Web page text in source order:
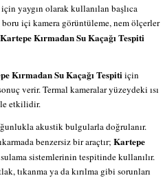
için yaygın olarak kullanılan başlıca
içi kamera görüntüleme, nem ölçerler
Kartepe Kırmadan Su Kaçağı Tespiti
Kırmadan Su Kaçağı Tespiti için
verir. Termal kameralar yüzeydeki ısı
etkilidir.
akustik bulgularla doğrulanır.
benzersiz bir araçtır; Kartepe
sulama sistemlerinin tespitinde kullanılır.
tıkanma ya da kırılma gibi sorunları